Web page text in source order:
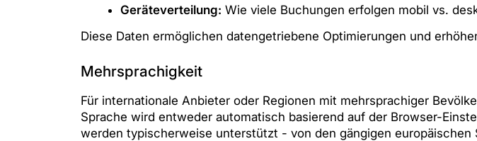
Geräteverteilung: Wie viele Buchungen erfolgen mobil vs.
Diese Daten ermöglichen datengetriebene Optimierungen und
Mehrsprachigkeit
Für internationale Anbieter oder Regionen mit mehrsprachiger
Sprache wird entweder automatisch basierend auf der Browser-
werden typischerweise unterstützt - von den gängigen